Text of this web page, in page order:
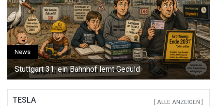
News
Stuttgart 31: ein Bahnhof lernt Geduld
TESLA [ ALLE ANZEIGEN ]